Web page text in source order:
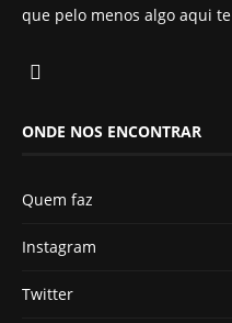
que pelo menos algo aqui
ONDE NOS ENCONTRAR
Quem faz
Instagram
Twitter